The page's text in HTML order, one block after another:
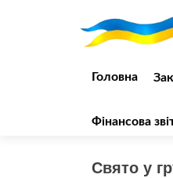
до
Головна
Фінансова
Свято у